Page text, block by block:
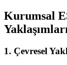
Kurumsal
1. Çevresel